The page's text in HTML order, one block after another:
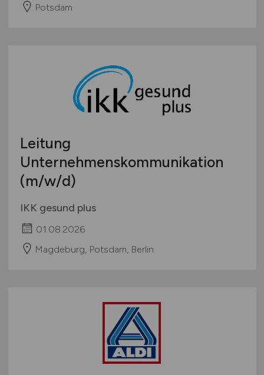
Potsdam
Leitung
Unternehmenskommunikation
(m/w/d)
IKK gesund plus
01.08.2026
Magdeburg, Potsdam, Berlin